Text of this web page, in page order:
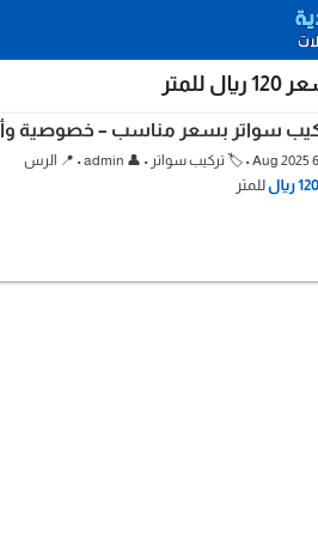
سواتر بسعر مناسب – خصوصية
120 ريال للمتر